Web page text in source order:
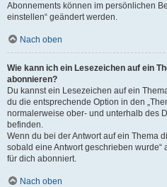
Abonnements können im persönlichen
einstellen“ geändert werden.
Nach oben
Wie kann ich ein Lesezeichen auf ein
abonnieren?
Du kannst ein Lesezeichen auf ein
du die entsprechende Option in den
normalerweise ober- und unterhalb des
befinden.
Wenn du bei der Antwort auf ein Thema
sobald eine Antwort geschrieben
für dich abonniert.
Nach oben